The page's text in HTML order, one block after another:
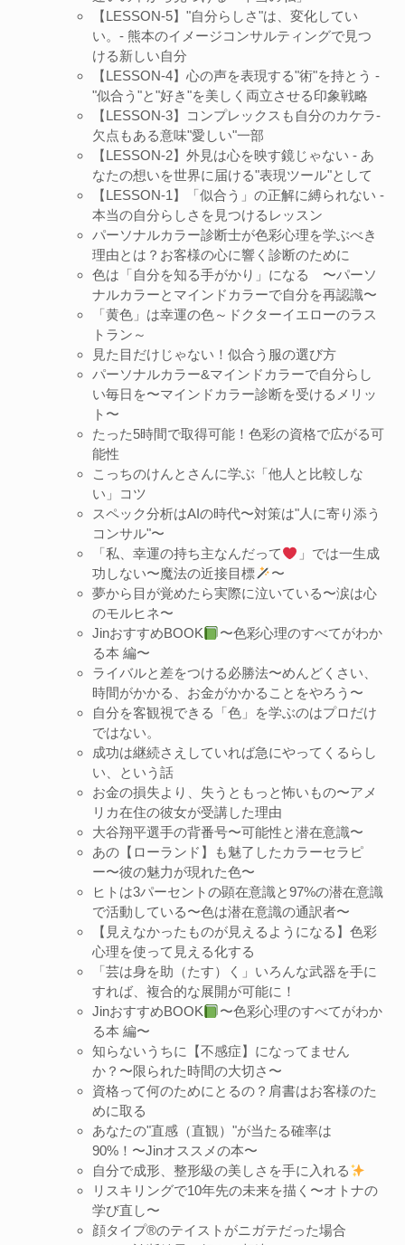
【LESSON-5】"自分らしさ"は、変化してい
い。- 熊本のイメージコンサルティングで見つ
ける新しい自分
【LESSON-4】心の声を表現する"術"を持とう -
"似合う"と"好き"を美しく両立させる印象戦略
【LESSON-3】コンプレックスも自分のカケラ-
欠点もある意味"愛しい"一部
【LESSON-2】外見は心を映す鏡じゃない - あ
なたの想いを世界に届ける"表現ツール"として
【LESSON-1】「似合う」の正解に縛られない -
本当の自分らしさを見つけるレッスン
パーソナルカラー診断士が色彩心理を学ぶべき
理由とは？お客様の心に響く診断のために
色は「自分を知る手がかり」になる 〜パーソ
ナルカラーとマインドカラーで自分を再認識〜
「黄色」は幸運の色～ドクターイエローのラス
トラン～
見た目だけじゃない！似合う服の選び方
パーソナルカラー&マインドカラーで自分らし
い毎日を〜マインドカラー診断を受けるメリッ
ト〜
たった5時間で取得可能！色彩の資格で広がる可
能性
こっちのけんとさんに学ぶ「他人と比較しな
い」コツ
スペック分析はAIの時代〜対策は"人に寄り添う
コンサル"〜
「私、幸運の持ち主なんだって
」では一生成
功しない〜魔法の近接目標
〜
夢から目が覚めたら実際に泣いている〜涙は心
のモルヒネ〜
JinおすすめBOOK
〜色彩心理のすべてがわか
る本 編〜
ライバルと差をつける必勝法〜めんどくさい、
時間がかかる、お金がかかることをやろう〜
自分を客観視できる「色」を学ぶのはプロだけ
ではない。
成功は継続さえしていれば急にやってくるらし
い、という話
お金の損失より、失うともっと怖いもの〜アメ
リカ在住の彼女が受講した理由
大谷翔平選手の背番号〜可能性と潜在意識〜
あの【ローランド】も魅了したカラーセラピ
ー〜彼の魅力が現れた色〜
ヒトは3パーセントの顕在意識と97%の潜在意識
で活動している〜色は潜在意識の通訳者〜
【見えなかったものが見えるようになる】色彩
心理を使って見える化する
「芸は身を助（たす）く」いろんな武器を手に
すれば、複合的な展開が可能に！
JinおすすめBOOK
〜色彩心理のすべてがわか
る本 編〜
知らないうちに【不感症】になってません
か？〜限られた時間の大切さ〜
資格って何のためにとるの？肩書はお客様のた
めに取る
あなたの"直感（直観）"が当たる確率は
90%！〜Jinオススメの本〜
自分で成形、整形級の美しさを手に入れる
リスキリングで10年先の未来を描く〜オトナの
学び直し〜
顔タイプ®︎のテイストがニガテだった場合